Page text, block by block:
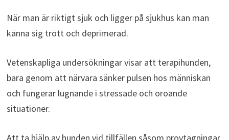
När man är riktigt sjuk och ligger på sjukhus kan man
känna sig trött och deprimerad.
Vetenskapliga undersökningar visar att terapihunden,
bara genom att närvara sänker pulsen hos människan
och fungerar lugnande i stressade och oroande
situationer.